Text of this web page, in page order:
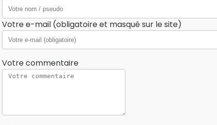
Votre e-mail (obligatoire et masqué sur le site)
Votre commentaire